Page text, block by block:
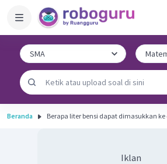
Beranda Berapa liter bensi dapat dimasukkan
Iklan